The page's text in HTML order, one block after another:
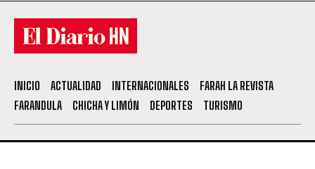
INICIO ACTUALIDAD INTERNACIONALES
FARAH LA REVISTA
FARANDULA
CHICHA Y LIMÓN DEPORTES TURISMO